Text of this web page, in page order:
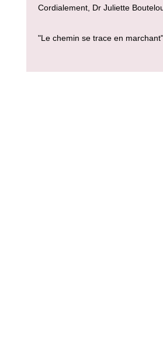
Cordialement, Dr Juliette
"Le chemin se trace en